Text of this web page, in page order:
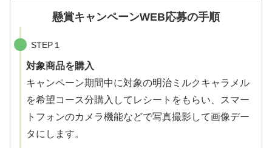
懸賞キャンペーンWEB応募の手順
STEP１
対象商品を購入
キャンペーン期間中に対象の明治ミルクキャラメル
を希望コース分購入してレシートをもらい、スマー
トフォンのカメラ機能などで写真撮影して画像デー
タにします。